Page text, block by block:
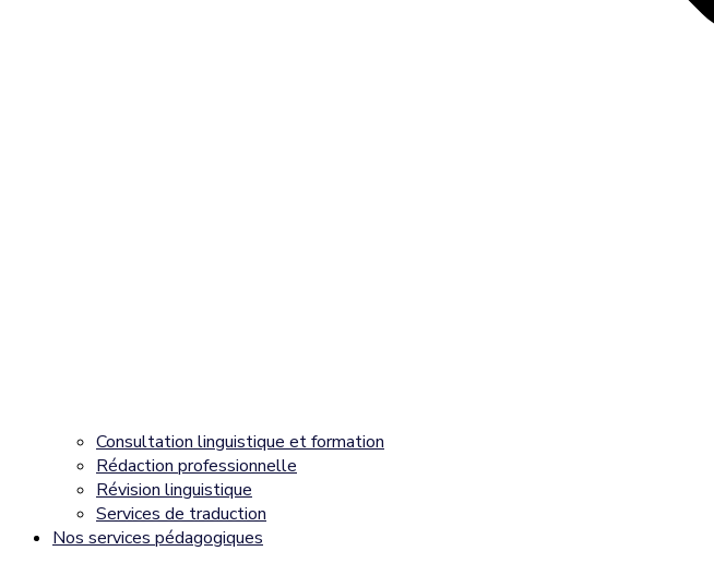
Consultation linguistique et formation
Rédaction professionnelle
Révision linguistique
Services de traduction
Nos services pédagogiques